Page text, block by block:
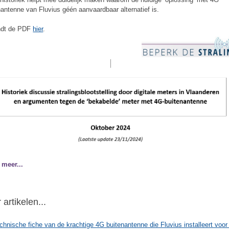
van Fluvius géén aanvaardbaar alternatief is.
de PDF hier.
artikelen...
fiche van de krachtige 4G buitenantenne die Fluvius installeert voor